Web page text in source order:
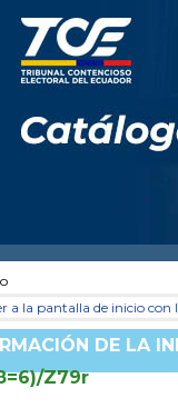
a la pantalla de inicio con
DE LA
Z79r